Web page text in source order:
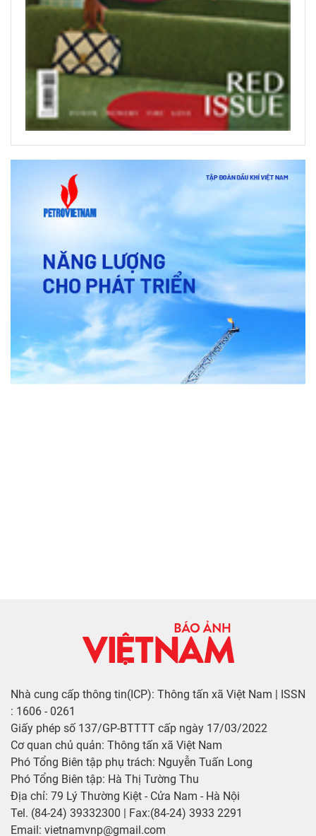
Nhà cung cấp thông tin(ICP): Thông tấn xã Việt Nam | ISSN
: 1606 - 0261
Giấy phép số 137/GP-BTTTT cấp ngày 17/03/2022
Cơ quan chủ quản: Thông tấn xã Việt Nam
Phó Tổng Biên tập phụ trách: Nguyễn Tuấn Long
Phó Tổng Biên tập: Hà Thị Tường Thu
Địa chỉ: 79 Lý Thường Kiệt - Cửa Nam - Hà Nội
Tel. (84-24) 39332300 | Fax:(84-24) 3933 2291
Email: vietnamvnp@gmail.com